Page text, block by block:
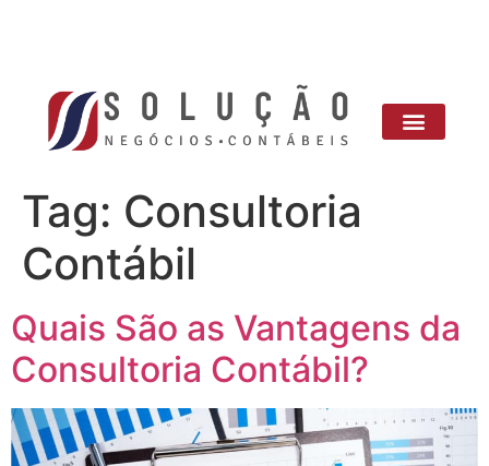
Tag: Consultoria
Contábil
Quais São as Vantagens da
Consultoria Contábil?